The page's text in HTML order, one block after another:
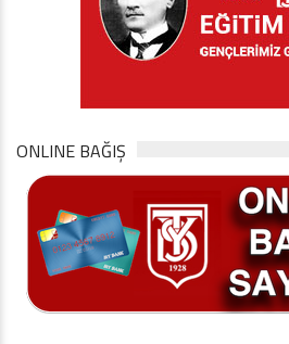
ONLINE BAĞIŞ